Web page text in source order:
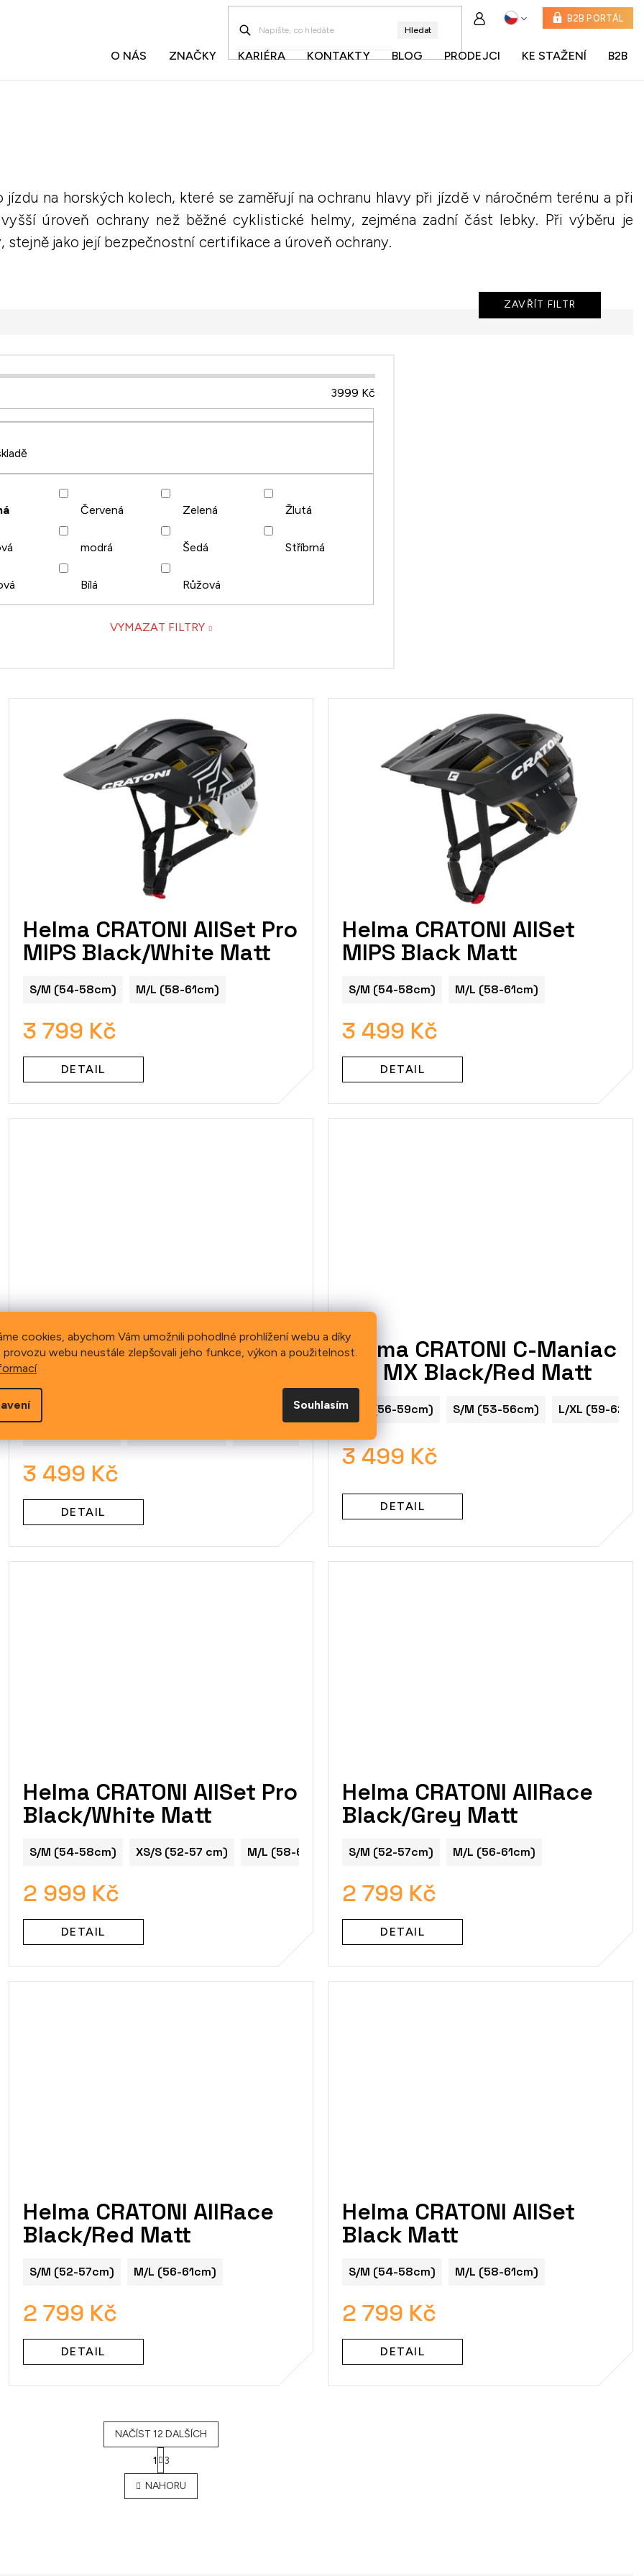
cookies, abychom Vám umožnili pohodlné prohlížení webu a díky
provozu webu neustále zlepšovali jeho funkce, výkon a použitelnost.
Souhlasím
Hledat
B2B PORTÁL
O NÁS ZNAČKY KARIÉRA KONTAKTY BLOG PRODEJCI KE STAŽENÍ B2B
na horských kolech, které se zaměřují na ochranu hlavy při jízdě v náročném terénu a při
úroveň ochrany než běžné cyklistické helmy, zejména zadní část lebky. Při výběru je
jako její bezpečnostní certifikace a úroveň ochrany.
ZAVŘÍT FILTR
3999 Kč
Červená Zelená Žlutá
modrá Šedá Stříbrná
Bílá Růžová
VYMAZAT FILTRY
Helma CRATONI AllSet Pro
MIPS Black/White Matt
S/M (54-58cm) M/L (58-61cm)
3 799 Kč
DETAIL
Helma CRATONI AllSet
MIPS Black Matt
S/M (54-58cm) M/L (58-61cm)
3 499 Kč
DETAIL
Helma CRATONI C-Maniac
2.0 MX Black/Lime/White
Matt
3 499 Kč
DETAIL
Helma CRATONI C-Maniac
2.0 MX Black/Red Matt
M/L (56-59cm) S/M (53-56cm) L/XL (59-
3 499 Kč
DETAIL
Helma CRATONI AllSet Pro
Black/White Matt
S/M (54-58cm) XS/S (52-57 cm) M/L (58-61 cm)
2 999 Kč
DETAIL
Helma CRATONI AllRace
Black/Grey Matt
S/M (52-57cm) M/L (56-61cm)
2 799 Kč
DETAIL
Helma CRATONI AllRace
Black/Red Matt
S/M (52-57cm) M/L (56-61cm)
2 799 Kč
DETAIL
Helma CRATONI AllSet
Black Matt
S/M (54-58cm) M/L (58-61cm)
2 799 Kč
DETAIL
O
v
l
NAČÍST 12 DALŠÍCH
1 3
NAHORU